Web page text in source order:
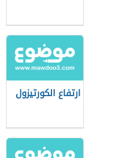
ارتفاع الكورتيزول